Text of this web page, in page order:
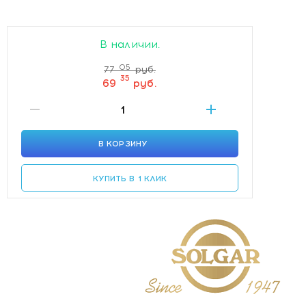
В наличии.
77 05 руб.
69 35 руб.
В КОРЗИНУ
КУПИТЬ В 1 КЛИК